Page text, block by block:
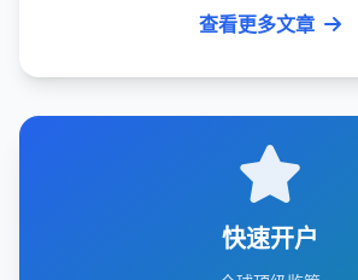
查看更多文章
快速开户